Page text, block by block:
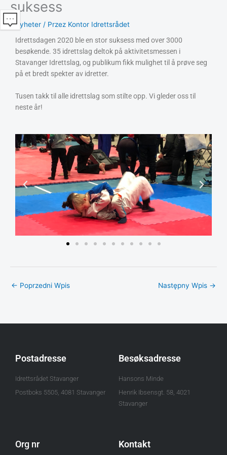
suksess
/Nyheter / Przez Kontor Idrettsrådet
Idrettsdagen 2020 ble en stor suksess med over 3000
besøkende. 35 idrettslag deltok på aktivitetsmessen i
Stavanger Idrettslag, og publikum fikk mulighet til å prøve seg
på et bredt spekter av idretter.
Tusen takk til alle idrettslag som stilte opp. Vi gleder oss til
neste år!
← Poprzedni Wpis Następny Wpis →
Postadresse
Idrettsrådet Stavanger
Postboks 5505, 4081 Stavanger
Besøksadresse
Hansons Minde
Henrik Ibsensgt. 58, 4021
Stavanger
Org nr Kontakt